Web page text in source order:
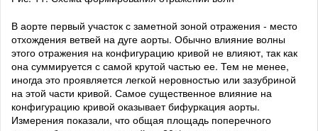
В аорте первый участок с заметной зоной отражения - место
отхождения ветвей на дуге аорты. Обычно влияние волны
этого отражения на конфигурацию кривой не влияют, так как
она суммируется с самой крутой частью ее. Тем не менее,
иногда это проявляется легкой неровностью или зазубриной
на этой части кривой. Самое существенное влияние на
конфигурацию кривой оказывает бифуркация аорты.
Измерения показали, что общая площадь поперечного